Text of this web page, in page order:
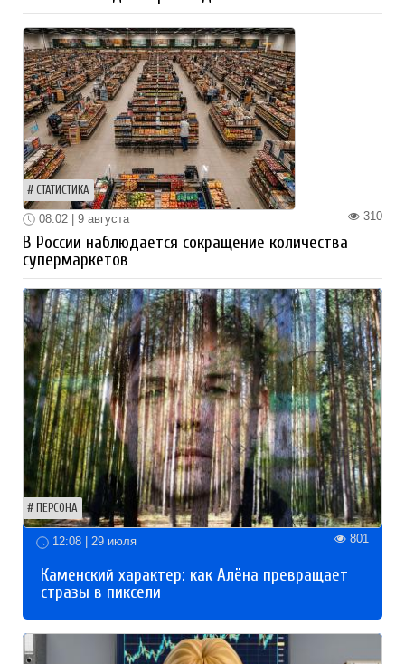
СТАТИСТИКА
310
08:02 | 9 августа
В России наблюдается сокращение количества
супермаркетов
ПЕРСОНА
12:08 | 29 июля 801
Каменский характер: как Алёна превращает
стразы в пиксели